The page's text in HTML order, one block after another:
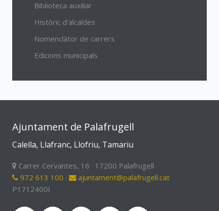
Biblioteca auxiliar
Històric d'alcaldes
Nomenclàtor de carrers
Edicions municipals
Ajuntament de Palafrugell
Calella, Llafranc, Llofriu, Tamariu
Carrer Cervantes, 16 · 17200 Palafrugell
972 613 100 ·
ajuntament@palafrugell.cat
P1712400I